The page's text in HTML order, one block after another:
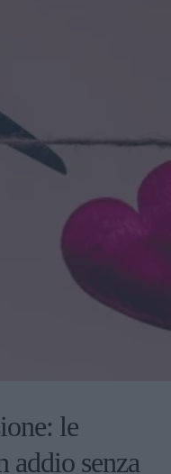
le
addio senza